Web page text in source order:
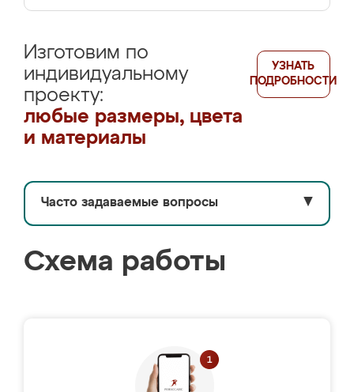
Изготовим по
индивидуальному
проекту:
любые размеры, цвета
и материалы
УЗНАТЬ
ПОДРОБНОСТИ
Часто задаваемые вопросы ▼
Схема работы